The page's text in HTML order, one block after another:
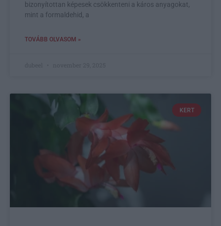
bizonyítottan képesek csökkenteni a káros anyagokat,
mint a formaldehid, a
TOVÁBB OLVASOM »
KERT